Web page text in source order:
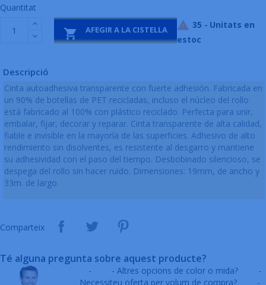
Quantitat
 AFEGIR A LA CISTELLA  35 - Unitats en
estoc
Descripció
Cinta autoadhesiva transparente con fuerte adhesión. Fabricada en
un 90% de botellas de PET recicladas, incluso el núcleo del rollo
está fabricado al 100% con plástico reciclado. Perfecta para unir,
embalar, fijar, decorar y reparar. Cinta transparente de alta calidad,
fiable e invisible en la mayoría de las superficies. Adhesivo de alto
rendimiento sin disolventes, es resistente al desgarro y mantiene
su adhesividad con el paso del tiempo. Desbobinado silencioso, se
despega del rollo sin hacer ruido. Dimensiones: 19mm, de ancho y
33m. de largo.
Comparteix
Té alguna pregunta sobre aquest producte?
- - Altres opcions de color o mida?
-
Necessiteu oferta per volum de compra?
-